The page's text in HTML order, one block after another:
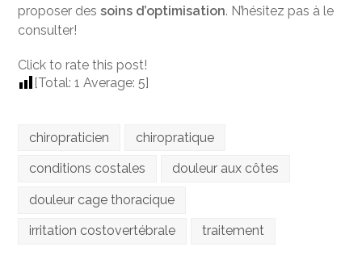
proposer dessoins d’optimisation. N’hésitez pas à le
consulter!
Click to rate this post!
[Total:1 Average:5]
chiropraticien chiropratique
conditions costales douleur aux côtes
douleur cage thoracique
irritation costovertébrale traitement